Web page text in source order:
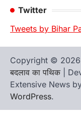
Twitter
Tweets by Bihar
Copyright © 2026
बदलाव का पथिक |
Extensive News
WordPress.